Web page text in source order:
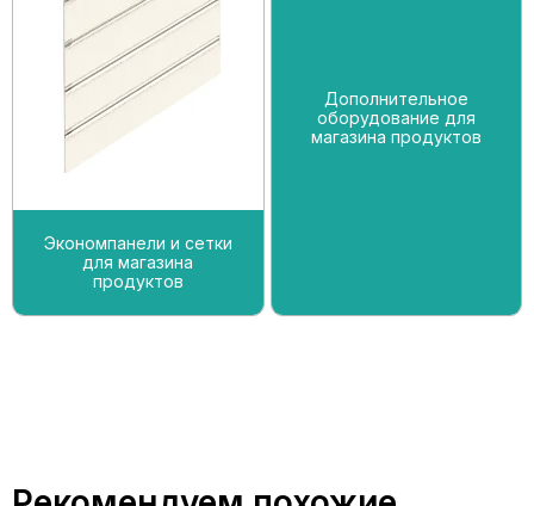
Экономпанели и сетки
для магазина
продуктов
Дополнительное
оборудование для
магазина продуктов